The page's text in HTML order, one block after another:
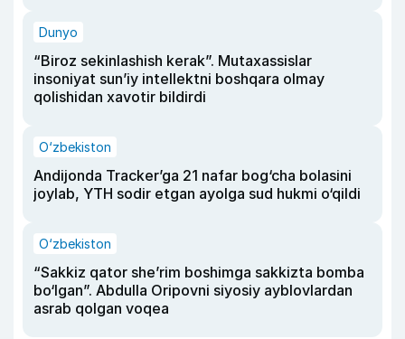
Dunyo
“Biroz sekinlashish kerak”. Mutaxassislar
insoniyat sun’iy intellektni boshqara olmay
qolishidan xavotir bildirdi
O‘zbekiston
Andijonda Tracker’ga 21 nafar bog‘cha bolasini
joylab, YTH sodir etgan ayolga sud hukmi o‘qildi
O‘zbekiston
“Sakkiz qator she’rim boshimga sakkizta bomba
bo‘lgan”. Abdulla Oripovni siyosiy ayblovlardan
asrab qolgan voqea